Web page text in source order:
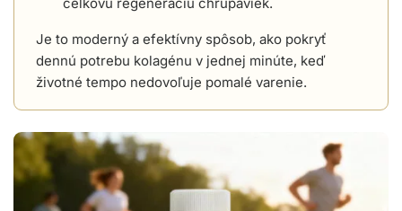
Je to moderný a efektívny spôsob, ako pokryť
dennú potrebu kolagénu v jednej minúte, keď
životné tempo nedovoľuje pomalé varenie.